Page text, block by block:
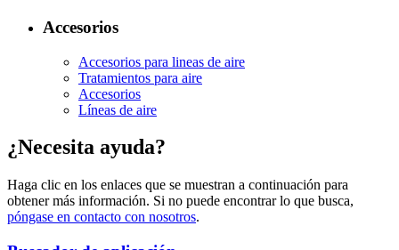
Accesorios
Accesorios para lineas de aire
Tratamientos para aire
Accesorios
Líneas de aire
¿Necesita ayuda?
Haga clic en los enlaces que se muestran a continuación para
obtener más información. Si no puede encontrar lo que busca,
póngase en contacto con nosotros.